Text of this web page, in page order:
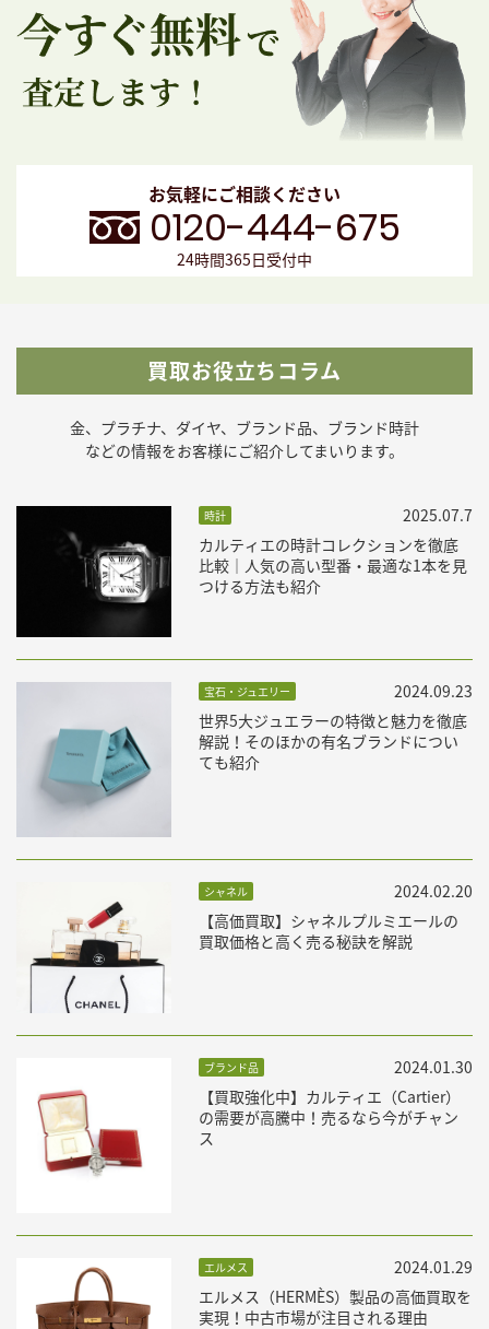
お気軽にご相談ください
0120-444-675
24時間365日受付中
買取お役立ちコラム
金、プラチナ、ダイヤ、ブランド品、ブランド時計
などの情報をお客様にご紹介してまいります。
時計
カルティエの時計コレクションを徹底
比較｜人気の高い型番・最適な1本を見
つける方法も紹介
2025.07.7
宝石・ジュエリー
世界5大ジュエラーの特徴と魅力を徹底
解説！そのほかの有名ブランドについ
ても紹介
2024.09.23
シャネル
【高価買取】シャネルプルミエールの
買取価格と高く売る秘訣を解説
2024.02.20
ブランド品
【買取強化中】カルティエ（Cartier）
の需要が高騰中！売るなら今がチャン
ス
2024.01.30
エルメス
エルメス（HERMÈS）製品の高価買取を
実現！中古市場が注目される理由
2024.01.29